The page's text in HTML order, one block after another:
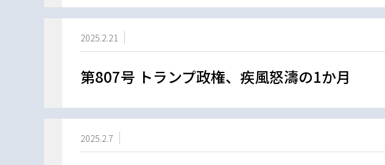
2025.2.21
第807号 トランプ政権、疾風怒濤の1か月
2025.2.7